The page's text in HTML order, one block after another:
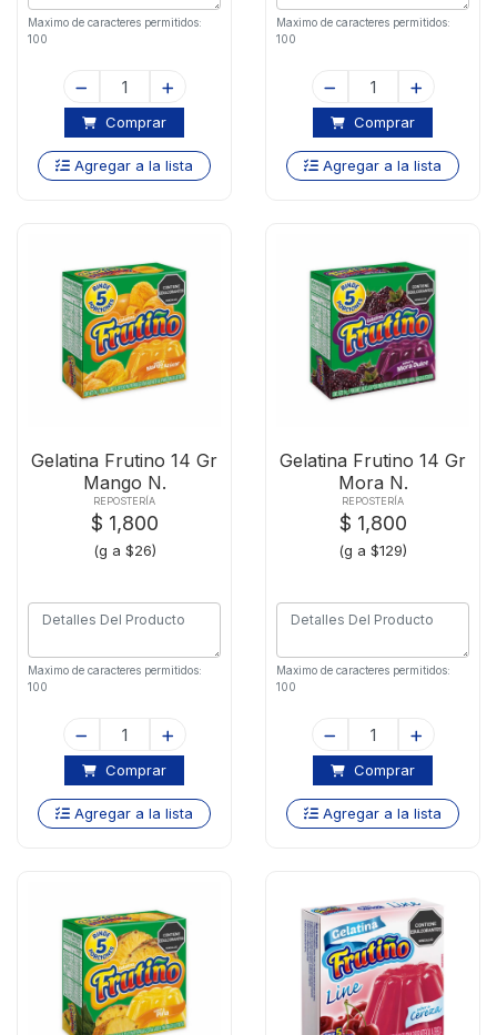
Maximo de caracteres permitidos:
100
Comprar
Agregar a la lista
Maximo de caracteres permitidos:
100
Comprar
Agregar a la lista
Gelatina Frutino 14 Gr
Mango N.
REPOSTERÍA
$ 1,800
(g a $26)
Maximo de caracteres permitidos:
100
Comprar
Agregar a la lista
Gelatina Frutino 14 Gr
Mora N.
REPOSTERÍA
$ 1,800
(g a $129)
Maximo de caracteres permitidos:
100
Comprar
Agregar a la lista